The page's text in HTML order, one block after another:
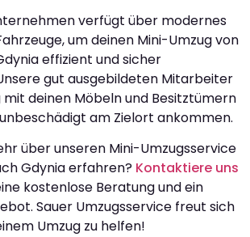
verfügt über modernes
um deinen Mini-Umzug von
effizient und sicher
gut ausgebildeten Mitarbeiter
deinen Möbeln und Besitztümern
am Zielort ankommen.
über unseren Mini-Umzugsservice
Gdynia erfahren? Kontaktiere uns
kostenlose Beratung und ein
Sauer Umzugsservice freut sich
Umzug zu helfen!